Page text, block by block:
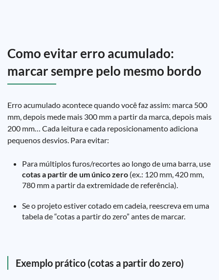
Como evitar erro acumulado:
marcar sempre pelo mesmo bordo
Erro acumulado acontece quando você faz assim: marca 500
mm, depois mede mais 300 mm a partir da marca, depois mais
200 mm… Cada leitura e cada reposicionamento adiciona
pequenos desvios. Para evitar:
Para múltiplos furos/recortes ao longo de uma barra, use
cotas a partir de um único zero (ex.: 120 mm, 420 mm,
780 mm a partir da extremidade de referência).
Se o projeto estiver cotado em cadeia, reescreva em uma
tabela de “cotas a partir do zero” antes de marcar.
Exemplo prático (cotas a partir do zero)